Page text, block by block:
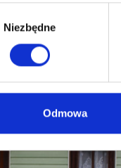
Niezbędne
Odmowa